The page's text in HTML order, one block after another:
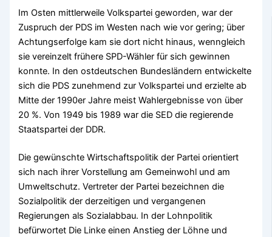
Im Osten mittlerweile Volkspartei geworden, war der
Zuspruch der PDS im Westen nach wie vor gering; über
Achtungserfolge kam sie dort nicht hinaus, wenngleich
sie vereinzelt frühere SPD-Wähler für sich gewinnen
konnte. In den ostdeutschen Bundesländern entwickelte
sich die PDS zunehmend zur Volkspartei und erzielte ab
Mitte der 1990er Jahre meist Wahlergebnisse von über
20 %. Von 1949 bis 1989 war die SED die regierende
Staatspartei der DDR.
Die gewünschte Wirtschaftspolitik der Partei orientiert
sich nach ihrer Vorstellung am Gemeinwohl und am
Umweltschutz. Vertreter der Partei bezeichnen die
Sozialpolitik der derzeitigen und vergangenen
Regierungen als Sozialabbau. In der Lohnpolitik
befürwortet Die Linke einen Anstieg der Löhne und